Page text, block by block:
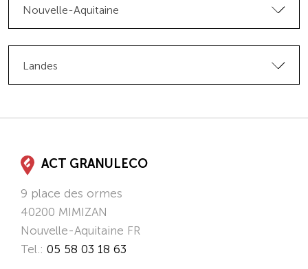
Nouvelle-Aquitaine
Landes
ACT GRANULECO
9 place des ormes
40200 MIMIZAN
Nouvelle-Aquitaine FR
Tel.: 05 58 03 18 63